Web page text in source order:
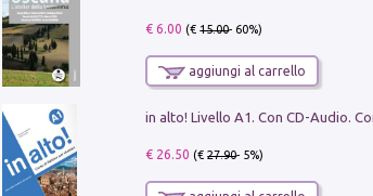
€ 6.00 (€15.00- 60%)
aggiungi al carrello
€ 26.50 (€27.90- 5%)